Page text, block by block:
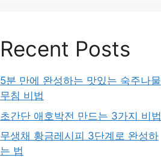
Recent Posts
5분 만에 완성하는 맛있는 숙주나물
무침 비법
초간단 애호박전 만드는 3가지 비법
무생채 황금레시피 3단계로 완성하
는 법